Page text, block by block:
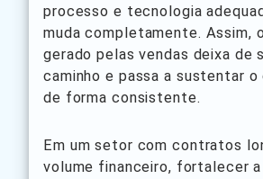
processo e tecnologia
muda completamente. Assim,
gerado pelas vendas deixa de
caminho e passa a sustentar
de forma consistente.
Em um setor com contratos
volume financeiro, fortalecer